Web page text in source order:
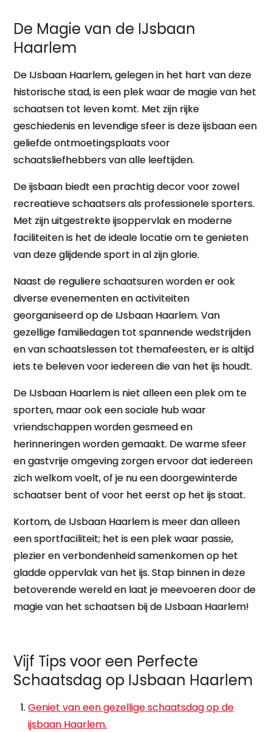
De Magie van de IJsbaan
Haarlem
De IJsbaan Haarlem, gelegen in het hart van deze
historische stad, is een plek waar de magie van het
schaatsen tot leven komt. Met zijn rijke
geschiedenis en levendige sfeer is deze ijsbaan een
geliefde ontmoetingsplaats voor
schaatsliefhebbers van alle leeftijden.
De ijsbaan biedt een prachtig decor voor zowel
recreatieve schaatsers als professionele sporters.
Met zijn uitgestrekte ijsoppervlak en moderne
faciliteiten is het de ideale locatie om te genieten
van deze glijdende sport in al zijn glorie.
Naast de reguliere schaatsuren worden er ook
diverse evenementen en activiteiten
georganiseerd op de IJsbaan Haarlem. Van
gezellige familiedagen tot spannende wedstrijden
en van schaatslessen tot themafeesten, er is altijd
iets te beleven voor iedereen die van het ijs houdt.
De IJsbaan Haarlem is niet alleen een plek om te
sporten, maar ook een sociale hub waar
vriendschappen worden gesmeed en
herinneringen worden gemaakt. De warme sfeer
en gastvrije omgeving zorgen ervoor dat iedereen
zich welkom voelt, of je nu een doorgewinterde
schaatser bent of voor het eerst op het ijs staat.
Kortom, de IJsbaan Haarlem is meer dan alleen
een sportfaciliteit; het is een plek waar passie,
plezier en verbondenheid samenkomen op het
gladde oppervlak van het ijs. Stap binnen in deze
betoverende wereld en laat je meevoeren door de
magie van het schaatsen bij de IJsbaan Haarlem!
Vijf Tips voor een Perfecte
Schaatsdag op IJsbaan Haarlem
Geniet van een gezellige schaatsdag op de
ijsbaan Haarlem.